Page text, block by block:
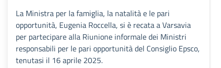
La Ministra per la famiglia, la natalità e le pari
opportunità, Eugenia Roccella, si è recata a Varsavia
per partecipare alla Riunione informale dei Ministri
responsabili per le pari opportunità del Consiglio Epsco,
tenutasi il 16 aprile 2025.